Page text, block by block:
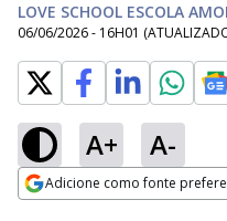
LOVE SCHOOL ESCOLA
06/06/2026 - 16H01
A+ A-
Adicione como fonte
Ativar
Loaded:
6.85%